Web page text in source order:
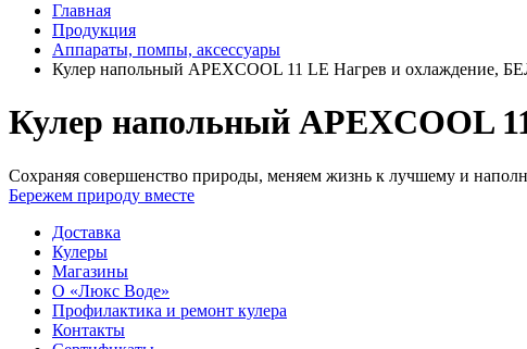
Главная
Продукция
Аппараты, помпы, аксессуары
Кулер напольный APEXCOOL 11 LE Нагрев и
Кулер напольный
Сохраняя совершенство природы, меняем жизнь к лучшему и
Бережем природу вместе
Доставка
Кулеры
Магазины
О «Люкс Воде»
Профилактика и ремонт кулера
Контакты